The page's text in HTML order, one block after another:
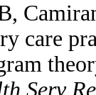
care
Serv